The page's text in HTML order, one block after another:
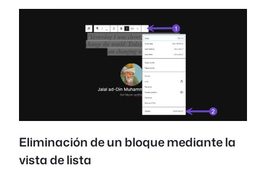
Eliminación de un bloque mediante la
vista de lista